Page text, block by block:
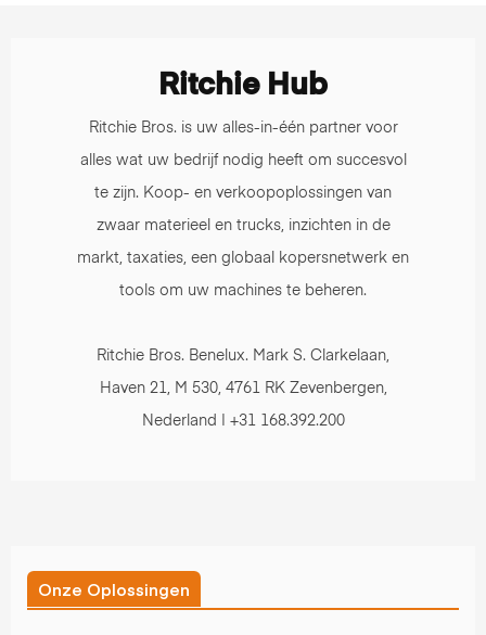
Ritchie Hub
Ritchie Bros. is uw alles-in-één partner voor
alles wat uw bedrijf nodig heeft om succesvol
te zijn. Koop- en verkoopoplossingen van
zwaar materieel en trucks, inzichten in de
markt, taxaties, een globaal kopersnetwerk en
tools om uw machines te beheren.
Ritchie Bros. Benelux. Mark S. Clarkelaan,
Haven 21, M 530, 4761 RK Zevenbergen,
Nederland | +31 168.392.200
Onze Oplossingen